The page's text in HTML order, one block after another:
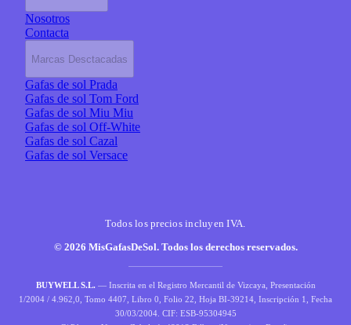
Nosotros
Contacta
Marcas Desctacadas
Gafas de sol Prada
Gafas de sol Tom Ford
Gafas de sol Miu Miu
Gafas de sol Off-White
Gafas de sol Cazal
Gafas de sol Versace
Todos los precios incluyen IVA.
© 2026 MisGafasDeSol. Todos los derechos reservados.
BUYWELL S.L. — Inscrita en el Registro Mercantil de Vizcaya, Presentación
1/2004 / 4.962,0, Tomo 4407, Libro 0, Folio 22, Hoja BI-39214, Inscripción 1, Fecha
30/03/2004. CIF: ESB-95304945